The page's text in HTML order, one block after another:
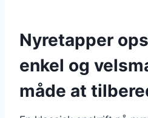
Nyretapper
enkel og
måde at